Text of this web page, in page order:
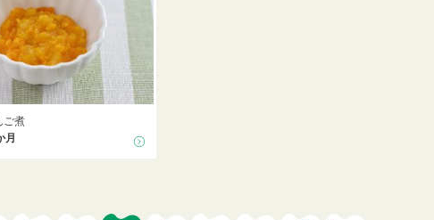
ご煮
月